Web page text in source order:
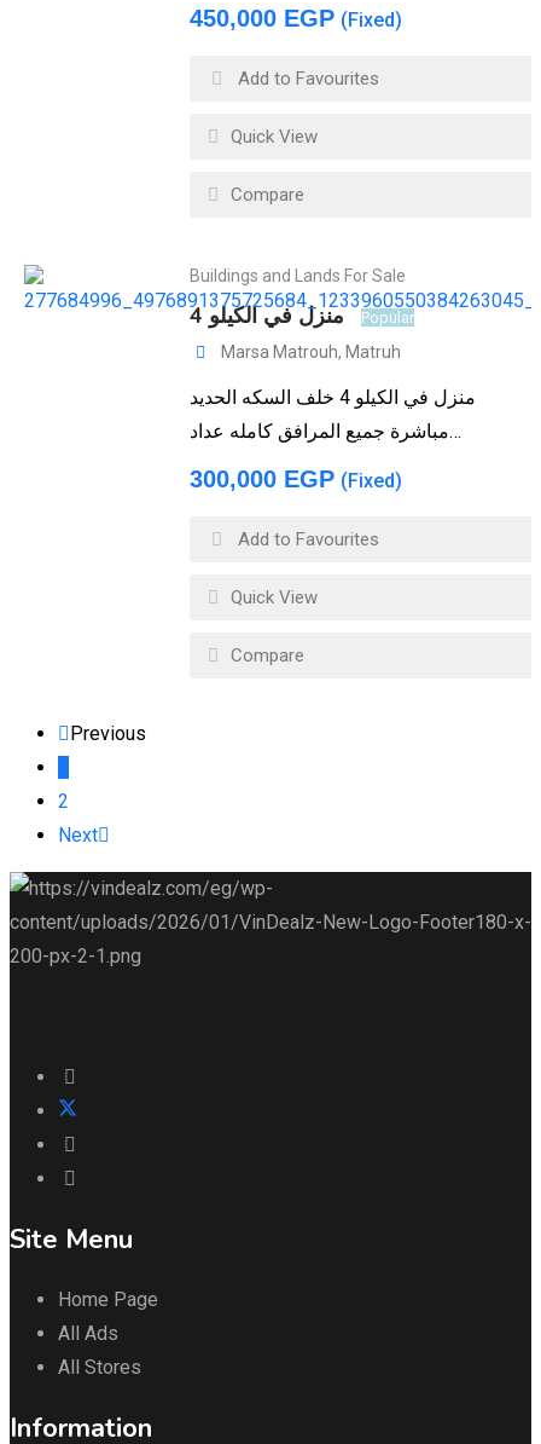
450,000 EGP (Fixed)
Add to Favourites
Quick View
Compare
Buildings and Lands For Sale
منزل في الكيلو 4 Popular
Marsa Matrouh, Matruh
منزل في الكيلو 4 خلف السكه الحديد
مباشرة جميع المرافق كامله عداد…
300,000 EGP (Fixed)
Add to Favourites
Quick View
Compare
Previous
2
Next
Site Menu
Home Page
All Ads
All Stores
Information